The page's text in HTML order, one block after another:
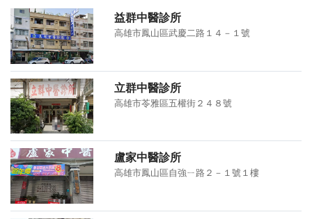
益群中醫診所
高雄市鳳山區武慶二路１４－１號
立群中醫診所
高雄市苓雅區五權街２４８號
盧家中醫診所
高雄市鳳山區自強ㄧ路２－１號１樓